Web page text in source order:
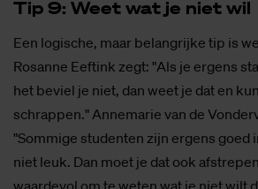
Tip 9: Weet wat je niet wil
Een logische, maar belangrijke tip is
Rosanne Eeftink zegt: "Als je ergens
het beviel je niet, dan weet je dat en
schrappen." Annemarie van de
"Sommige studenten zijn ergens goed
niet leuk. Dan moet je dat ook
waardevol om te weten wat je niet wilt